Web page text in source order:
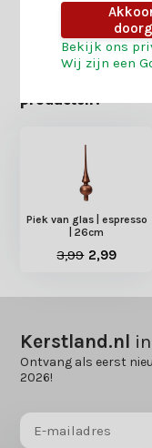
producten?
Piek van glas | espresso
| 26cm
3,99 2,99
Kerstland.nl
Ontvang als eerst
2026!
Bekijk ons
Wij zijn een